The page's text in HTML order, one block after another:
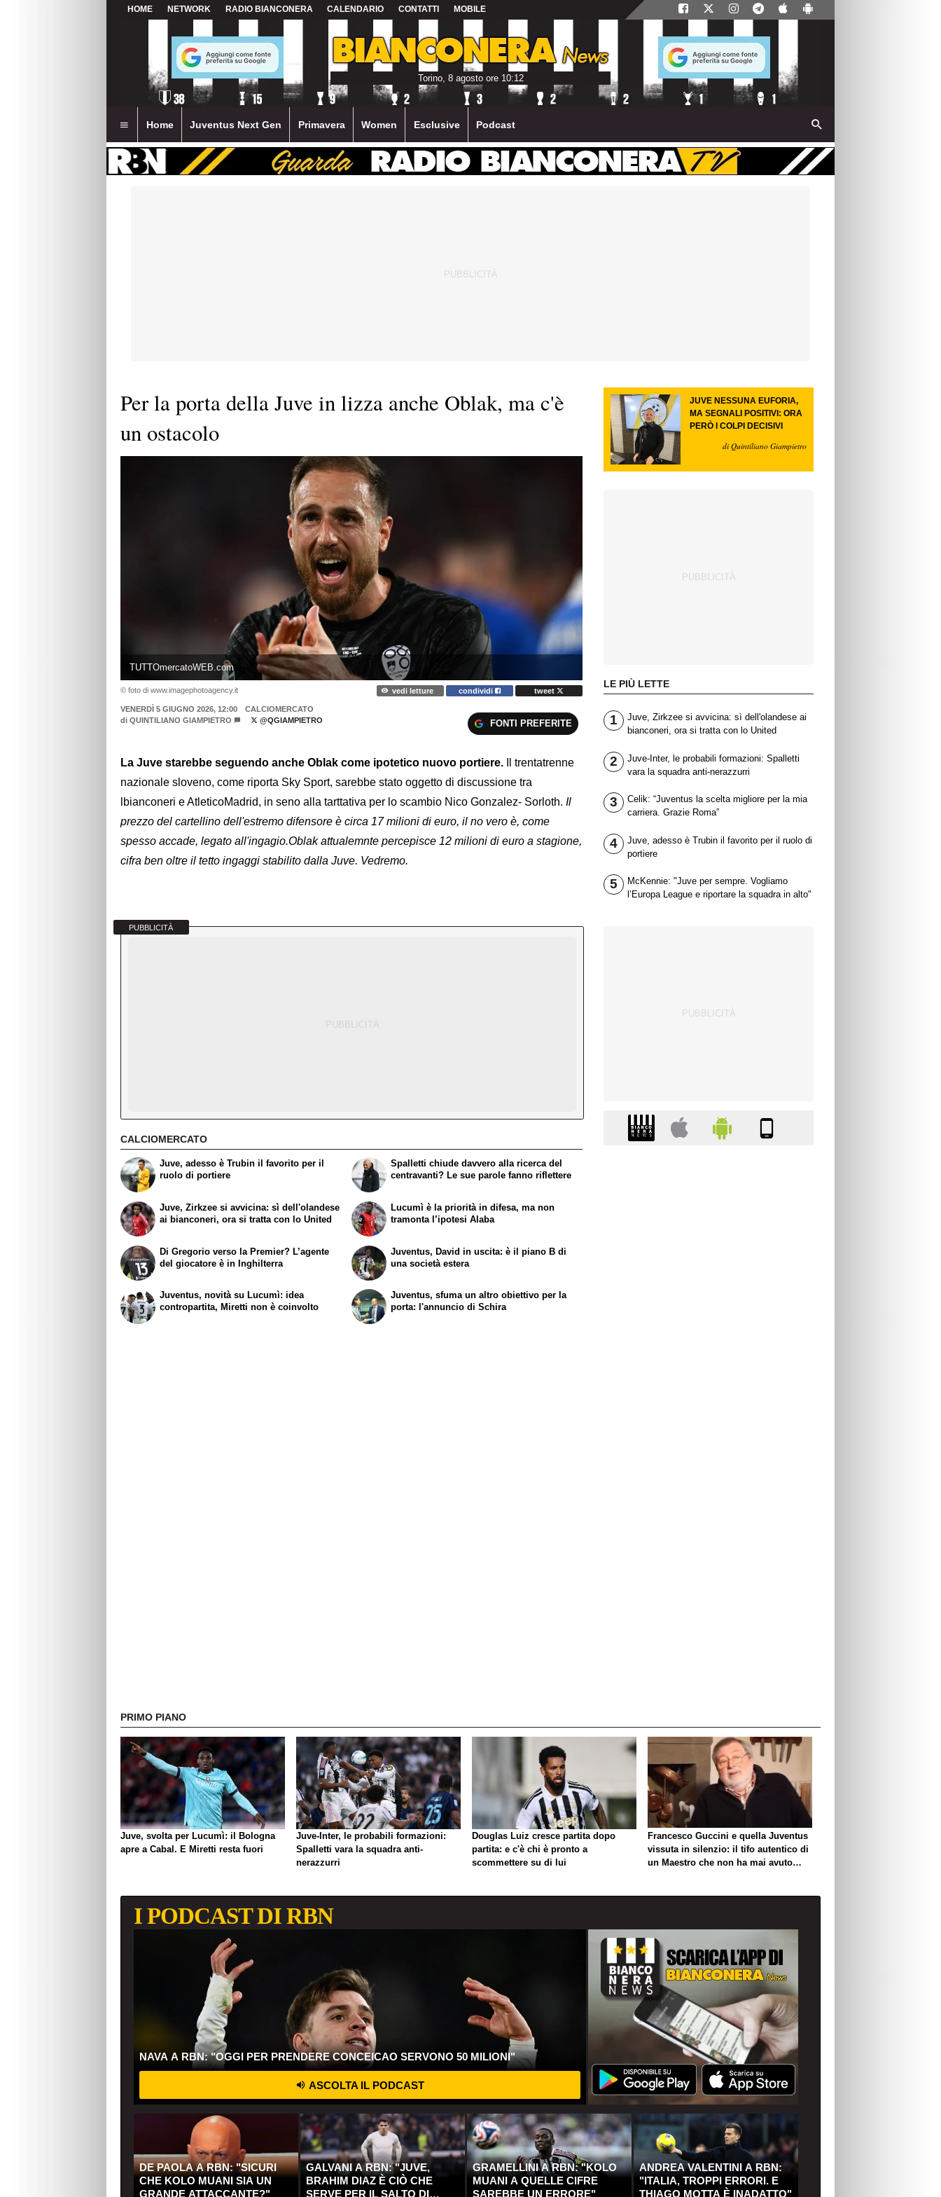
HOME NETWORK RADIO BIANCONERA CALENDARIO CONTATTI MOBILE
Torino, 8 agosto ore 10:12
Home Juventus Next Gen Primavera Women Esclusive Podcast
Per la porta della Juve in lizza anche Oblak, ma c'è
un ostacolo
TUTTOmercatoWEB.com
© foto di www.imagephotoagency.it vedi letture condividi tweet
VENERDÌ 5 GIUGNO 2026, 12:00
CALCIOMERCATO
di QUINTILIANO GIAMPIETRO @QGIAMPIETRO FONTI PREFERITE
La Juve starebbe seguendo anche Oblak come ipotetico nuovo portiere.
Il trentatrenne
nazionale sloveno, come riporta Sky Sport, sarebbe stato oggetto di discussione tra
lbianconeri e AtleticoMadrid, in seno alla tarttativa per lo scambio Nico Gonzalez- Sorloth. Il
prezzo del cartellino dell'estremo difensore è circa 17 milioni di euro, il no vero è, come
spesso accade, legato all'ingagio.Oblak attualemnte percepisce 12 milioni di euro a stagione,
cifra ben oltre il tetto ingaggi stabilito dalla Juve. Vedremo.
PUBBLICITÀ
CALCIOMERCATO
Juve, adesso è Trubin il favorito per il
ruolo di portiere
Juve, Zirkzee si avvicina: sì dell'olandese
ai bianconeri, ora si tratta con lo United
Spalletti chiude davvero alla ricerca del
centravanti? Le sue parole fanno riflettere
Lucumì è la priorità in difesa, ma non
tramonta l’ipotesi Alaba
Di Gregorio verso la Premier? L’agente
del giocatore è in Inghilterra
Juventus, novità su Lucumì: idea
contropartita, Miretti non è coinvolto
Juventus, David in uscita: è il piano B di
una società estera
Juventus, sfuma un altro obiettivo per la
porta: l'annuncio di Schira
JUVE NESSUNA EUFORIA,
MA SEGNALI POSITIVI: ORA
PERÒ I COLPI DECISIVI
di Quintiliano Giampietro
LE PIÙ LETTE
1
Juve, Zirkzee si avvicina: sì dell'olandese ai
bianconeri, ora si tratta con lo United
2
Juve-Inter, le probabili formazioni: Spalletti
vara la squadra anti-nerazzurri
3
Celik: “Juventus la scelta migliore per la mia
carriera. Grazie Roma”
4
Juve, adesso è Trubin il favorito per il ruolo di
portiere
5
McKennie: "Juve per sempre. Vogliamo
l’Europa League e riportare la squadra in alto"
PRIMO PIANO
Juve, svolta per Lucumì: il Bologna
apre a Cabal. E Miretti resta fuori
Juve-Inter, le probabili formazioni:
Spalletti vara la squadra anti-
nerazzurri
Douglas Luiz cresce partita dopo
partita: e c'è chi è pronto a
scommettere su di lui
Francesco Guccini e quella Juventus
vissuta in silenzio: il tifo autentico di
un Maestro che non ha mai avuto
I PODCAST DI RBN
NAVA A RBN: "OGGI PER PRENDERE CONCEICAO SERVONO 50 MILIONI"
ASCOLTA IL PODCAST
DE PAOLA A RBN: "SICURI
CHE KOLO MUANI SIA UN
GRANDE ATTACCANTE?"
GALVANI A RBN: "JUVE,
BRAHIM DIAZ È CIÒ CHE
SERVE PER IL SALTO DI
GRAMELLINI A RBN: "KOLO
MUANI A QUELLE CIFRE
SAREBBE UN ERRORE"
ANDREA VALENTINI A RBN:
"ITALIA, TROPPI ERRORI. E
THIAGO MOTTA È INADATTO"